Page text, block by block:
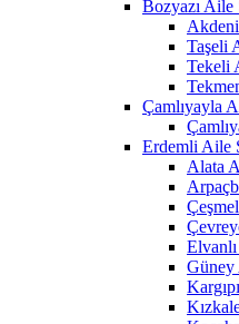
Bozyazı Aile
Taşeli
Tekeli
Çamlıyayla
Erdemli Aile
Alata
Güney